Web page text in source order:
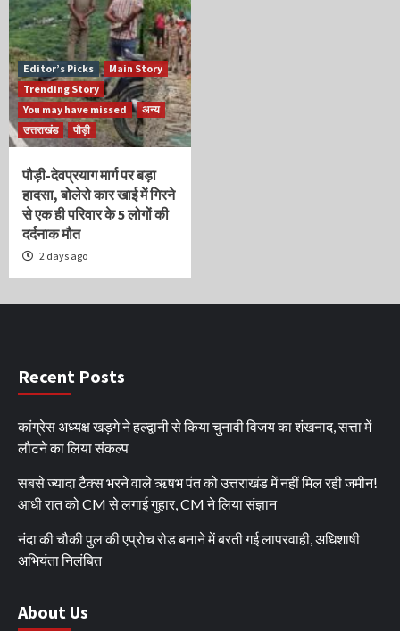
Editor’s Picks
Main Story
Trending Story
You may have missed
अन्य
उत्तराखंड
पौड़ी
पौड़ी-देवप्रयाग मार्ग पर बड़ा
हादसा, बोलेरो कार खाई में गिरने
से एक ही परिवार के 5 लोगों की
दर्दनाक मौत
2 days ago
Recent Posts
कांग्रेस अध्यक्ष खड़गे ने हल्द्वानी से किया चुनावी विजय का शंखनाद, सत्ता में
लौटने का लिया संकल्प
सबसे ज्यादा टैक्स भरने वाले ऋषभ पंत को उत्तराखंड में नहीं मिल रही जमीन!
आधी रात को CM से लगाई गुहार, CM ने लिया संज्ञान
नंदा की चौकी पुल की एप्रोच रोड बनाने में बरती गई लापरवाही, अधिशाषी
अभियंता निलंबित
About Us